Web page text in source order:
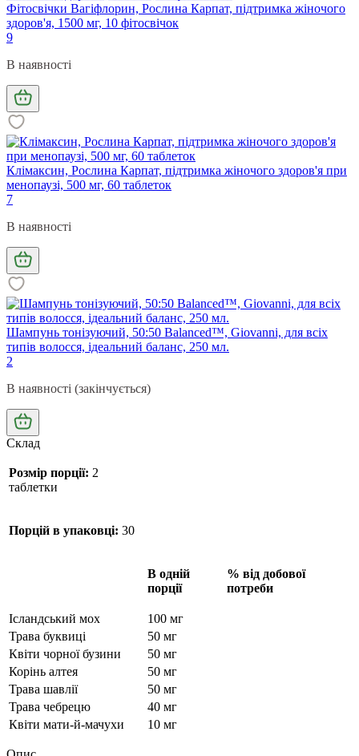
Фітосвічки Вагіфлорин, Рослина Карпат, підтримка жіночого
здоров'я, 1500 мг, 10 фітосвічок
9
В наявності
Клімаксин, Рослина Карпат, підтримка жіночого здоров'я при
менопаузі, 500 мг, 60 таблеток
7
В наявності
Шампунь тонізуючий, 50:50 Balanced™, Giovanni, для всіх
типів волосся, ідеальний баланс, 250 мл.
2
В наявності (закінчується)
Склад
Розмір порції: 2
таблетки
Порцій в упаковці: 30
В одній
порції
% від добової
потреби
Ісландський мох
100 мг
Трава буквиці
50 мг
Квіти чорної бузини
50 мг
Корінь алтея
50 мг
Трава шавлії
50 мг
Трава чебрецю
40 мг
Квіти мати-й-мачухи
10 мг